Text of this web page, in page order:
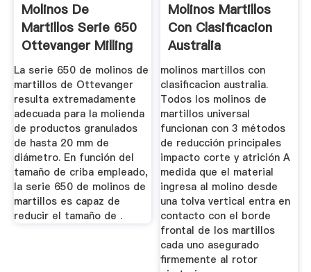
Molinos De
Martillos Serie 650
Ottevanger Milling
Engineers
La serie 650 de molinos de
martillos de Ottevanger
resulta extremadamente
adecuada para la molienda
de productos granulados
de hasta 20 mm de
diámetro. En función del
tamaño de criba empleado,
la serie 650 de molinos de
martillos es capaz de
reducir el tamaño de .
Molinos Martillos
Con Clasificacion
Australia
molinos martillos con
clasificacion australia.
Todos los molinos de
martillos universal
funcionan con 3 métodos
de reducción principales
impacto corte y atrición A
medida que el material
ingresa al molino desde
una tolva vertical entra en
contacto con el borde
frontal de los martillos
cada uno asegurado
firmemente al rotor